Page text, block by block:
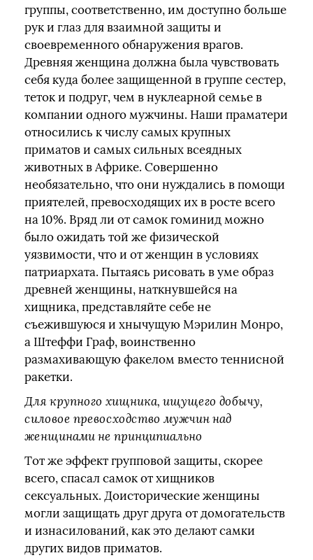
группы, соответственно, им доступно больше
рук и глаз для взаимной защиты и
своевременного обнаружения врагов.
Древняя женщина должна была чувствовать
себя куда более защищенной в группе сестер,
теток и подруг, чем в нуклеарной семье в
компании одного мужчины. Наши праматери
относились к числу самых крупных
приматов и самых сильных всеядных
животных в Африке. Совершенно
необязательно, что они нуждались в помощи
приятелей, превосходящих их в росте всего
на 10%. Вряд ли от самок гоминид можно
было ожидать той же физической
уязвимости, что и от женщин в условиях
патриархата. Пытаясь рисовать в уме образ
древней женщины, наткнувшейся на
хищника, представляйте себе не
съежившуюся и хнычущую Мэрилин Монро,
а Штеффи Граф, воинственно
размахивающую факелом вместо теннисной
ракетки.
Для крупного хищника, ищущего добычу,
силовое превосходство мужчин над
женщинами не принципиально
Тот же эффект групповой защиты, скорее
всего, спасал самок от хищников
сексуальных. Доисторические женщины
могли защищать друг друга от домогательств
и изнасилований, как это делают самки
других видов приматов.